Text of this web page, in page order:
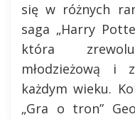
się w różnych
saga „Harry
która
młodzieżową i
każdym wieku.
„Gra o tron”